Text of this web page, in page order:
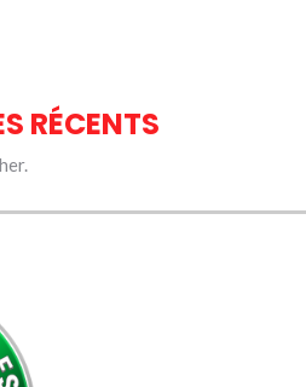
RÉCENTS